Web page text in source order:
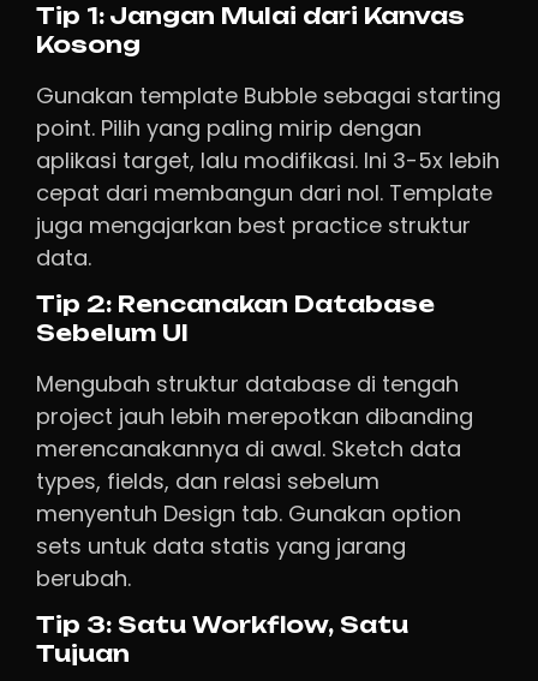
Tip 1: Jangan Mulai dari Kanvas
Kosong
Gunakan template Bubble sebagai starting
point. Pilih yang paling mirip dengan
aplikasi target, lalu modifikasi. Ini 3-5x lebih
cepat dari membangun dari nol. Template
juga mengajarkan best practice struktur
data.
Tip 2: Rencanakan Database
Sebelum UI
Mengubah struktur database di tengah
project jauh lebih merepotkan dibanding
merencanakannya di awal. Sketch data
types, fields, dan relasi sebelum
menyentuh Design tab. Gunakan option
sets untuk data statis yang jarang
berubah.
Tip 3: Satu Workflow, Satu
Tujuan